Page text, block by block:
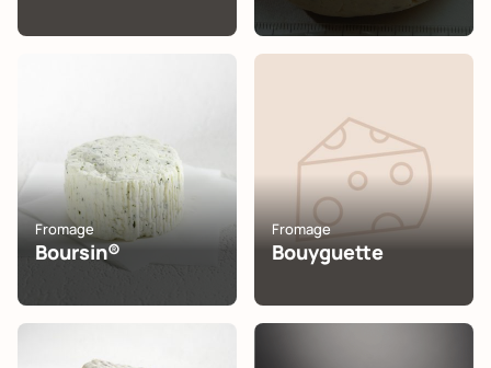
Fromage
Boursin®
Fromage
Bouyguette